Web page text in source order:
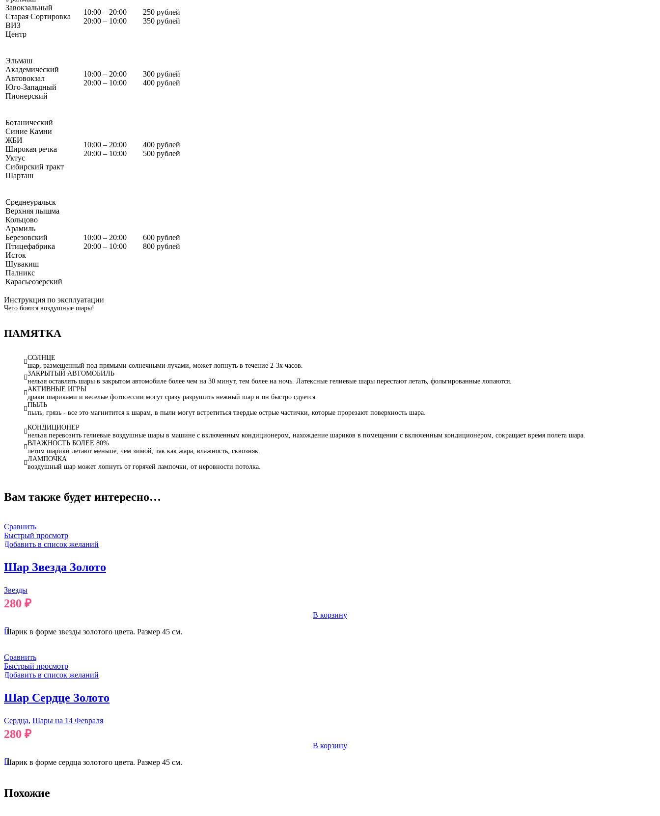
Завокзальный
Старая Сортировка
ВИЗ
Центр
10:00 – 20:00
20:00 – 10:00
250 рублей
350 рублей
Эльмаш
Академический
Автовокзал
Юго-Западный
Пионерский
10:00 – 20:00
20:00 – 10:00
300 рублей
400 рублей
Ботанический
Синие Камни
ЖБИ
Широкая речка
Уктус
Сибирский тракт
Шарташ
10:00 – 20:00
20:00 – 10:00
400 рублей
500 рублей
Среднеуральск
Верхняя пышма
Кольцово
Арамиль
Березовский
Птицефабрика
Исток
Шувакиш
Палникс
Карасьеозерский
10:00 – 20:00
20:00 – 10:00
600 рублей
800 рублей
Инструкция по эксплуатации
Чего боятся воздушные шары!
ПАМЯТКА
СОЛНЦЕ
шар, размещенный под прямыми солнечными лучами, может лопнуть в течение 2-3х часов.
ЗАКРЫТЫЙ АВТОМОБИЛЬ
нельзя оставлять шары в закрытом автомобиле более чем на 30 минут, тем более на ночь. Латексные гелиевые шары перестают летать, фольгированные лопаются.
АКТИВНЫЕ ИГРЫ
драки шариками и веселые фотосессии могут сразу разрушить нежный шар и он быстро сдуется.
ПЫЛЬ
пыль, грязь - все это магнитится к шарам, в пыли могут встретиться твердые острые частички, которые прорезают поверхность шара.
КОНДИЦИОНЕР
нельзя перевозить гелиевые воздушные шары в машине с включенным кондиционером, нахождение шариков в помещении с включенным кондиционером, сокращает время полета шара.
ВЛАЖНОСТЬ БОЛЕЕ 80%
летом шарики летают меньше, чем зимой, так как жара, влажность, сквозняк.
ЛАМПОЧКА
воздушный шар может лопнуть от горячей лампочки, от неровности потолка.
Вам также будет интересно…
Сравнить
Быстрый просмотр
Добавить в список желаний
Шар Звезда Золото
Звезды
280 ₽
В корзину
Шарик в форме звезды золотого цвета. Размер 45 см.
Сравнить
Быстрый просмотр
Добавить в список желаний
Шар Сердце Золото
Сердца, Шары на 14 Февраля
280 ₽
В корзину
Шарик в форме сердца золотого цвета. Размер 45 см.
Похожие